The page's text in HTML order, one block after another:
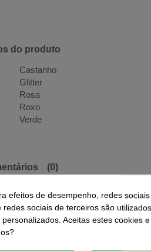
do produto
Castanho
Glitter
Rosa
Roxo
Verde
(0)
Na Mesma
efeitos de desempenho, redes
sociais de terceiros são
Aceitas estes cookies